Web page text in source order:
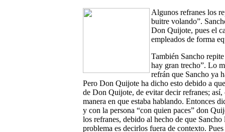
Algunos refranes los
buitre volando”.
Don Quijote, pues el
empleados de forma
También Sancho
hay gran trecho”. Lo
refrán que Sancho ya
Pero Don Quijote ha dicho esto debido a
de Don Quijote, de evitar decir refranes;
manera en que estaba hablando. Entonces
y con la persona “con quien paces” don
los refranes, debido al hecho de que
problema es decirlos fuera de contexto.